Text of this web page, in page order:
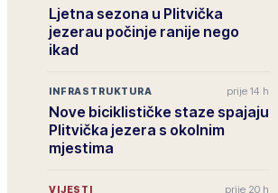
Ljetna sezona u Plitvička
jezerau počinje ranije nego
ikad
INFRASTRUKTURA prije 14 h
Nove biciklističke staze spajaju
Plitvička jezera s okolnim
mjestima
VIJESTI prije 20 h